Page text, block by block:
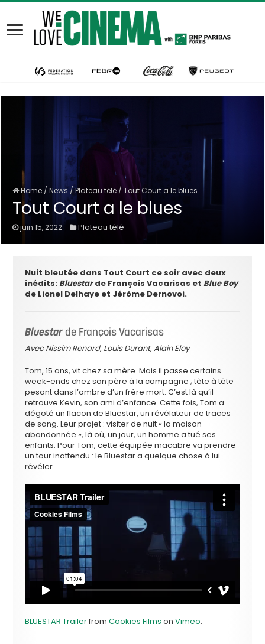
Home / News /Plateau télé / Tout Court a le blues
Tout Court a le blues
juin 15, 2022 Plateau télé
Nuit bleutée dans Tout Court ce soir avec deux
inédits: Bluestarde François Vacarisas et Blue Boy
de Lionel Delhaye et Jérôme Dernovoi.
Bluestar de François Vacarisas
Avec Nissim Renard, Louis Durant, Alain Eloy
Tom, 15 ans, vit chez sa mère. Mais il passe certains
week-ends chez son père à la campagne ; tête à tête
pesant dans l’ombre d’un frère mort. C’est là qu’il
retrouve Kevin, son ami d’enfance. Cette fois, Tom a
dégoté un flacon de Bluestar, un révélateur de traces
de sang. Leur projet : visiter de nuit « la maison
abandonnée », là où, un jour, un homme a tué ses
enfants. Pour Tom, cette équipée macabre va prendre
un tour inattendu : le Bluestar a quelque chose à lui
révéler…
BLUESTAR TrailerfromCookies Films onVimeo.